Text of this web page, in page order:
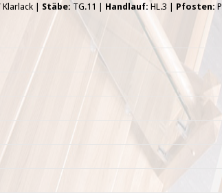
| Stäbe: TG.11 | Handlauf: HL.3 | Pfosten: